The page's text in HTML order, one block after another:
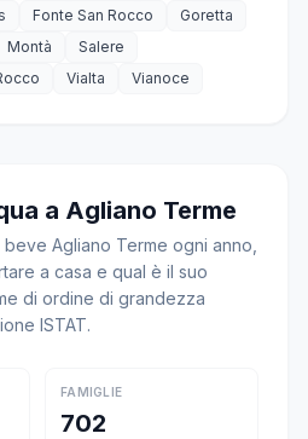
Fonte San Rocco
Goretta
Montà
Salere
Vialta Vianoce
a Agliano Terme
Agliano Terme ogni anno,
a casa e qual è il suo
di ordine di grandezza
ISTAT.
FAMIGLIE
702